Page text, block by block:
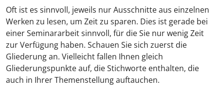
Oft ist es sinnvoll, jeweils nur Ausschnitte aus einzelnen
Werken zu lesen, um Zeit zu sparen. Dies ist gerade bei
einer Seminararbeit sinnvoll, für die Sie nur wenig Zeit
zur Verfügung haben. Schauen Sie sich zuerst die
Gliederung an. Vielleicht fallen Ihnen gleich
Gliederungspunkte auf, die Stichworte enthalten, die
auch in Ihrer Themenstellung auftauchen.